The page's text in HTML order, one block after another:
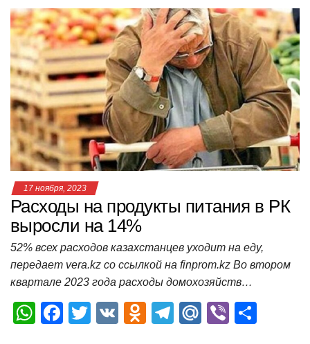
at
s
A
p
p
c
e
b
o
o
k
tt
er
n
o
kl
a
ss
ni
ki
e
gr
a
m
.R
u
er п
р
а
в
и
т
ь
17 ноября, 2023
Расходы на продукты питания в РК
выросли на 14%
52% всех расходов казахстанцев уходит на еду,
передает vera.kz со ссылкой на finprom.kz Во втором
квартале 2023 года расходы домохозяйств…
W
F
T
V
O
T
M
Vi